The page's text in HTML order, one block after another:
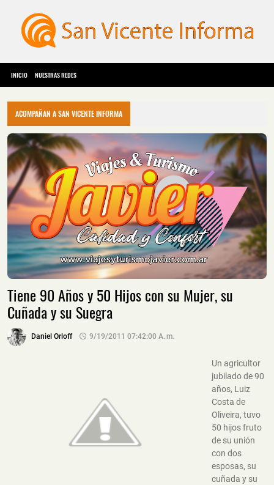
INICIO NUESTRAS REDES
ACOMPAÑAN A SAN VICENTE INFORMA
Tiene 90 Años y 50 Hijos con su Mujer, su
Cuñada y su Suegra
Daniel Orloff 9/19/2011 07:42:00 A. M.
Un agricultor
jubilado de 90
años, Luiz
Costa de
Oliveira, tuvo
50 hijos fruto
de su unión
con dos
esposas, su
cuñada y su